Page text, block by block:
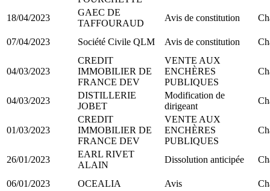
18/04/2023
GAEC DE
TAFFOURAUD
Avis de constitution
07/04/2023 Société Civile QLM Avis de constitution
04/03/2023
CREDIT
IMMOBILIER DE
FRANCE DEV
VENTE AUX
ENCHÈRES
PUBLIQUES
04/03/2023
DISTILLERIE
JOBET
Modification de
dirigeant
01/03/2023
CREDIT
IMMOBILIER DE
FRANCE DEV
VENTE AUX
ENCHÈRES
PUBLIQUES
26/01/2023
EARL RIVET
ALAIN
Dissolution anticipée
06/01/2023 OCEALIA Avis